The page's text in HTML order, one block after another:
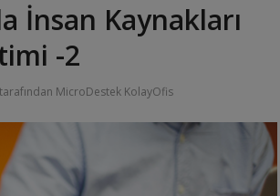
İnsan Kaynakları
-2
tarafından MicroDestek KolayOfis